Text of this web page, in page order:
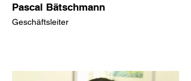
Pascal Bätschmann
Geschäftsleiter